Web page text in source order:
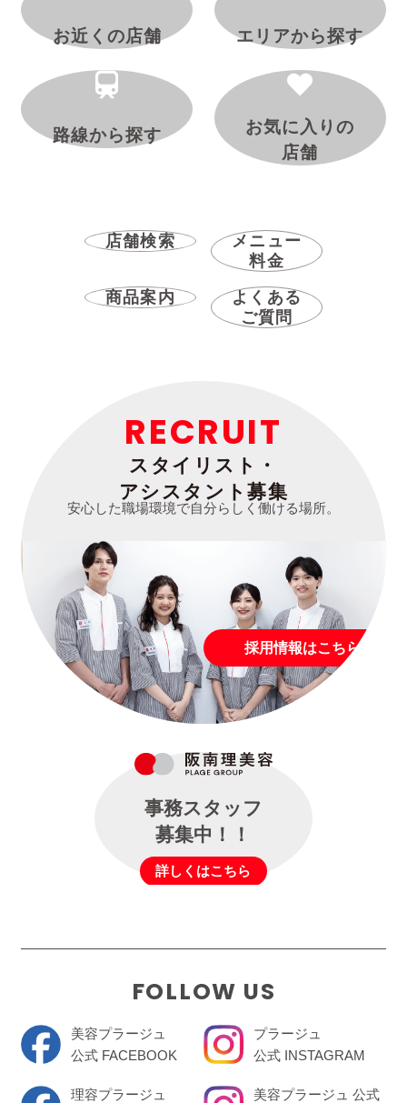
お近くの店舗 エリアから探す
路線から探す
お気に入りの
店舗
店舗検索
メニュー
料金
商品案内
よくある
ご質問
RECRUIT
スタイリスト・
アシスタント募集
安心した職場環境で自分らしく働ける場所。
採用情報はこちら
事務スタッフ
募集中！！
詳しくはこちら
FOLLOW US
美容プラージュ
公式 FACEBOOK
理容プラージュ
プラージュ
公式 INSTAGRAM
美容プラージュ 公式